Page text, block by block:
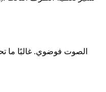
الصوت فوضوي. غالبًا ما